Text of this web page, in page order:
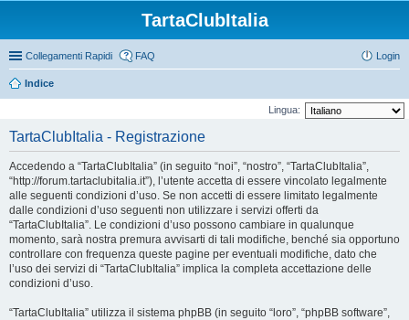
TartaClubItalia
Collegamenti Rapidi FAQ Login
Indice
Lingua:
TartaClubItalia - Registrazione
Accedendo a “TartaClubItalia” (in seguito “noi”, “nostro”, “TartaClubItalia”,
“http://forum.tartaclubitalia.it”), l’utente accetta di essere vincolato legalmente
alle seguenti condizioni d’uso. Se non accetti di essere limitato legalmente
dalle condizioni d’uso seguenti non utilizzare i servizi offerti da
“TartaClubItalia”. Le condizioni d’uso possono cambiare in qualunque
momento, sarà nostra premura avvisarti di tali modifiche, benché sia opportuno
controllare con frequenza queste pagine per eventuali modifiche, dato che
l’uso dei servizi di “TartaClubItalia” implica la completa accettazione delle
condizioni d’uso.
“TartaClubItalia” utilizza il sistema phpBB (in seguito “loro”, “phpBB software”,